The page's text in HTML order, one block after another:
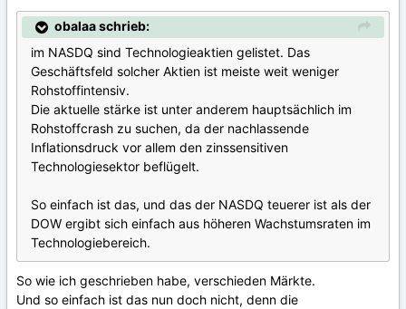
obalaa schrieb:
im NASDQ sind Technologieaktien gelistet. Das
Geschäftsfeld solcher Aktien ist meiste weit weniger
Rohstoffintensiv.
Die aktuelle stärke ist unter anderem hauptsächlich im
Rohstoffcrash zu suchen, da der nachlassende
Inflationsdruck vor allem den zinssensitiven
Technologiesektor beflügelt.
So einfach ist das, und das der NASDQ teuerer ist als der
DOW ergibt sich einfach aus höheren Wachstumsraten im
Technologiebereich.
So wie ich geschrieben habe, verschieden Märkte.
Und so einfach ist das nun doch nicht, denn die